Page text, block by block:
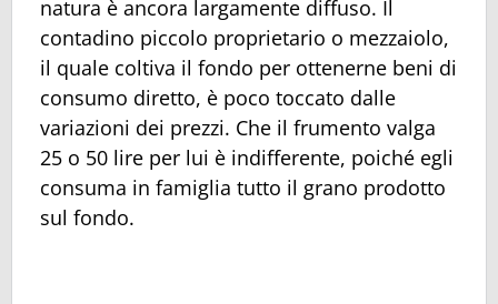
natura è ancora largamente diffuso. Il
contadino piccolo proprietario o mezzaiolo,
il quale coltiva il fondo per ottenerne beni di
consumo diretto, è poco toccato dalle
variazioni dei prezzi. Che il frumento valga
25 o 50 lire per lui è indifferente, poiché egli
consuma in famiglia tutto il grano prodotto
sul fondo.